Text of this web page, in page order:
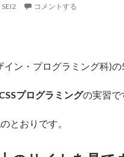
SEI2 コメントする
ン・プログラミング科)の
プログラミングの実習で
とおりです。